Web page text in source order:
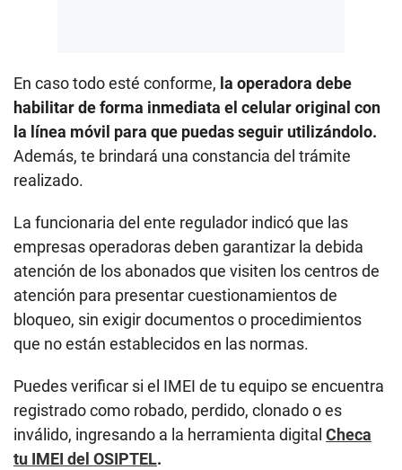
En caso todo esté conforme, la operadora debe
habilitar de forma inmediata el celular original con
la línea móvil para que puedas seguir utilizándolo.
Además, te brindará una constancia del trámite
realizado.
La funcionaria del ente regulador indicó que las
empresas operadoras deben garantizar la debida
atención de los abonados que visiten los centros de
atención para presentar cuestionamientos de
bloqueo, sin exigir documentos o procedimientos
que no están establecidos en las normas.
Puedes verificar si el IMEI de tu equipo se encuentra
registrado como robado, perdido, clonado o es
inválido, ingresando a la herramienta digital Checa
tu IMEI del OSIPTEL.